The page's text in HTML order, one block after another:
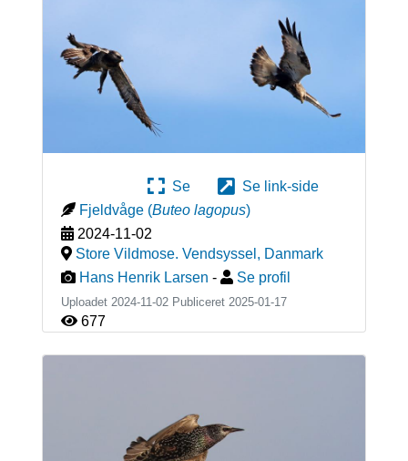
Se
Se link-side
Fjeldvåge (Buteo lagopus)
2024-11-02
Store Vildmose. Vendsyssel , Danmark
Hans Henrik Larsen - Se profil
Uploadet 2024-11-02 Publiceret 2025-01-17
677